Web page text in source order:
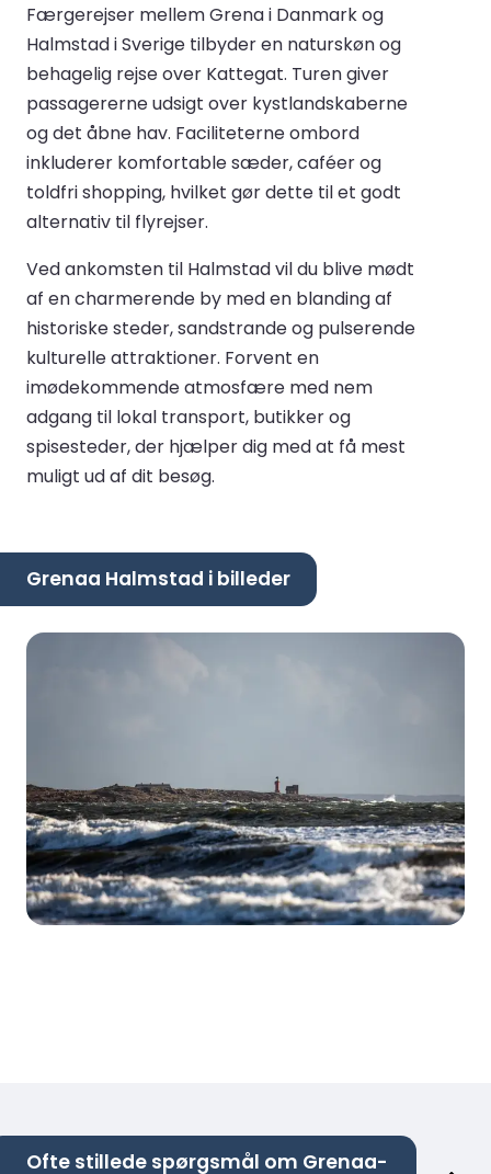
Færgerejser mellem Grena i Danmark og
Halmstad i Sverige tilbyder en naturskøn og
behagelig rejse over Kattegat. Turen giver
passagererne udsigt over kystlandskaberne
og det åbne hav. Faciliteterne ombord
inkluderer komfortable sæder, caféer og
toldfri shopping, hvilket gør dette til et godt
alternativ til flyrejser.
Ved ankomsten til Halmstad vil du blive mødt
af en charmerende by med en blanding af
historiske steder, sandstrande og pulserende
kulturelle attraktioner. Forvent en
imødekommende atmosfære med nem
adgang til lokal transport, butikker og
spisesteder, der hjælper dig med at få mest
muligt ud af dit besøg.
Grenaa Halmstad i billeder
Ofte stillede spørgsmål om Grenaa-